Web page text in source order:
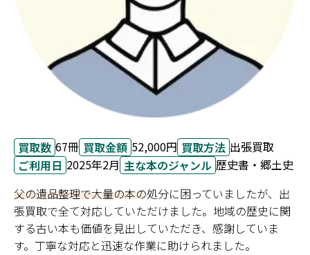
買取数 67冊 買取金額 52,000円 買取方法 出張買取
ご利用日 2025年2月 主な本のジャンル 歴史書・郷土史
父の遺品整理で大量の本の処分に困っていましたが、出
張買取で全て対応していただけました。地域の歴史に関
する古い本も価値を見出していただき、感謝していま
す。丁寧な対応と迅速な作業に助けられました。